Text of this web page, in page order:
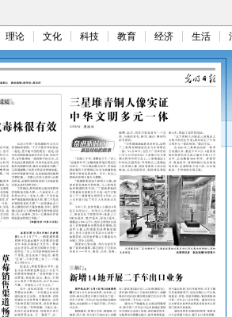
理论 文化 科技 教育 经济 生活